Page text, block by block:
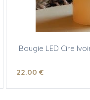
Bougie LED Cire
22.00 €